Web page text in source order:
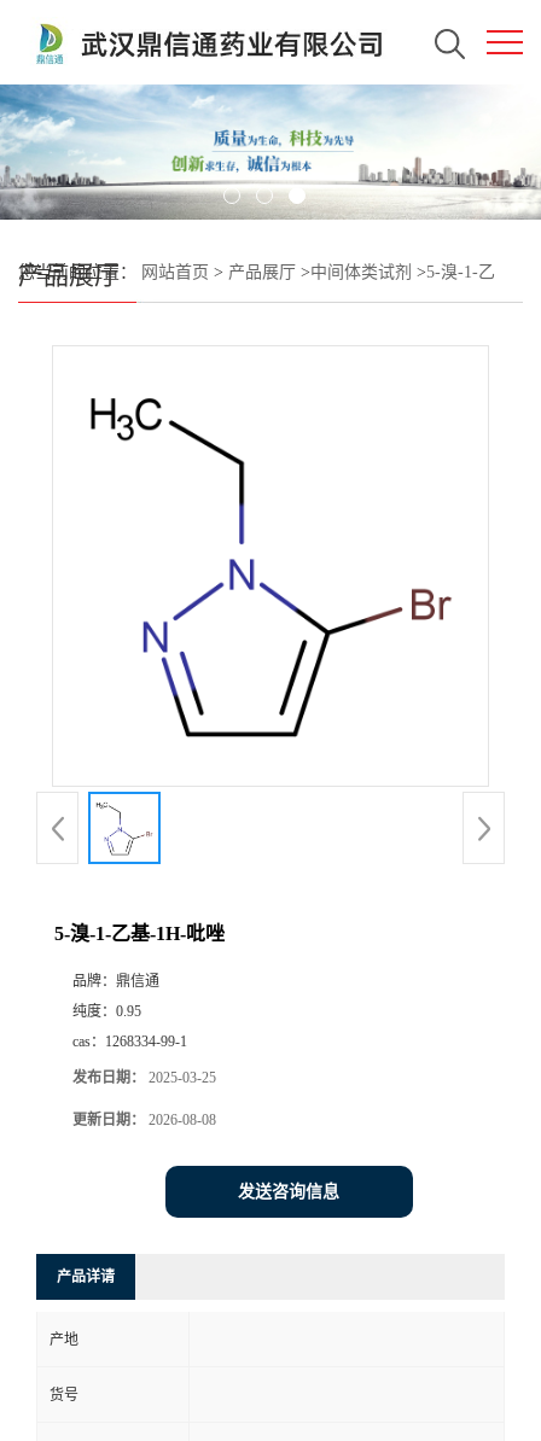
产品展厅
您当前的位置： 网站首页 > 产品展厅 >中间体类试剂 >5-溴-1-乙
5-溴-1-乙基-1H-吡唑
品牌： 鼎信通
纯度： 0.95
cas： 1268334-99-1
发布日期： 2025-03-25
更新日期： 2026-08-08
发送咨询信息
产品详请
产地
货号